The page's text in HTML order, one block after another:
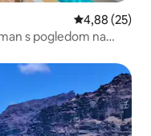
Prosječna
4,88 (25)
s pogledom na